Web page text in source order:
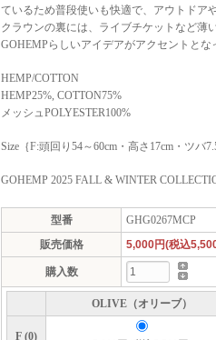
ているため普段使いも快適で、アウトドア
クラウンの裏には、ライブチケットなど薄
GOHEMPらしいアイデアがアクセントとな
HEMP/COTTON
HEMP25%, COTTON75%
メッシュPOLYESTER100%
Size｛F:頭回り54～60cm・高さ17cm・ツバ
GOHEMP 2025 FALL & WINTER
型番
GHG0267MCP
販売価格
5,000円(税込
購入数
OLIVE（オリーブ）
F (0)